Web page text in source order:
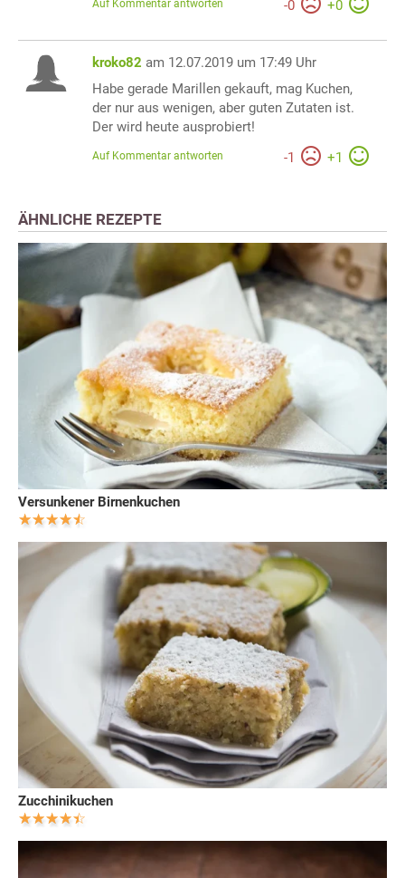
-0 +0
Auf Kommentar antworten
kroko82 am 12.07.2019 um 17:49 Uhr
Habe gerade Marillen gekauft, mag Kuchen,
der nur aus wenigen, aber guten Zutaten ist.
Der wird heute ausprobiert!
-1 +1
Auf Kommentar antworten
ÄHNLICHE REZEPTE
Versunkener Birnenkuchen
Zucchinikuchen